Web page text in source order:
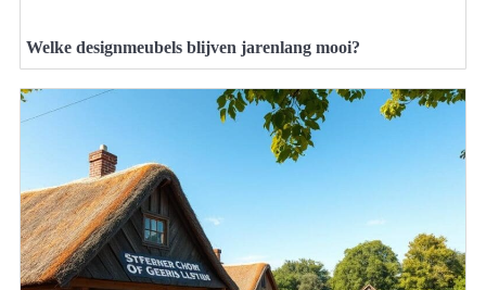
Welke designmeubels blijven jarenlang mooi?